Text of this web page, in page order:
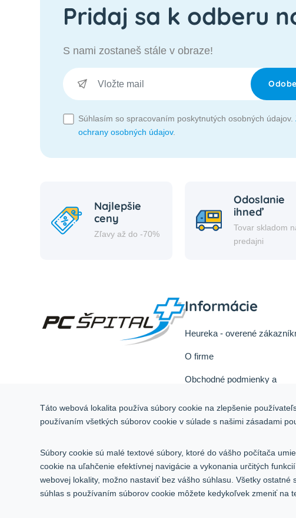
Pridaj sa k odberu
S nami zostaneš stále v obraze!
Súhlasím so spracovaním poskytnutých osobných údajov.
ochrany osobných údajov.
Najlepšie
ceny
Zľavy až do -70%
Odoslanie
ihneď
Tovar skladom
predajni
Informácie
Heureka - overené
O firme
Obchodné podmienky a
Odstúpiť od zmluvy tu
Kontakt
Táto webová lokalita používa súbory cookie na zlepšenie
používaním všetkých súborov cookie v súlade s našimi zásadami
Súbory cookie sú malé textové súbory, ktoré do vášho počítača
cookie na uľahčenie efektívnej navigácie a vykonania určitých
webovej lokality, možno nastaviť bez vášho súhlasu. Všetky
súhlas s používaním súborov cookie môžete kedykoľvek zmeniť na